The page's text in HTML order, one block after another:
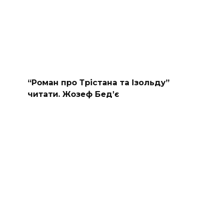
“Роман про Трістана та Ізольду”
читати. Жозеф Бед’є